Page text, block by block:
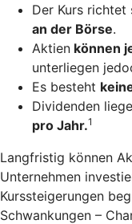
Der Kurs richtet
an der Börse.
Aktien können
unterliegen
Es besteht
Dividenden
pro Jahr.1
Langfristig können
Unternehmen
Kurssteigerungen
Schwankungen –